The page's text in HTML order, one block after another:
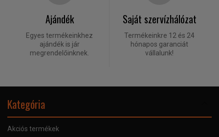
Ajándék
Egyes termékeinkhez
ajándék is jár
megrendelőinknek.
Saját szervízhálózat
Termékeinkre 12 és 24
hónapos garanciát
vállalunk!
Kategória
Akciós termékek